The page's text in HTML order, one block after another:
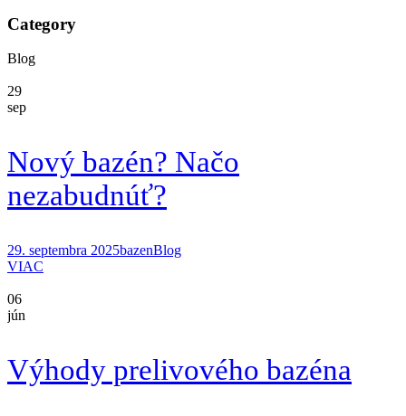
Category
Blog
29
sep
Nový bazén? Načo
nezabudnúť?
29. septembra 2025bazenBlog
VIAC
06
jún
Výhody prelivového bazéna